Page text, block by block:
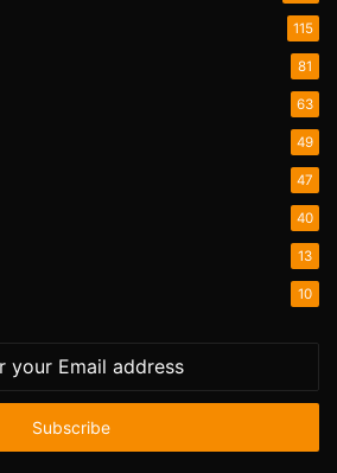
115
81
63
49
47
40
13
10